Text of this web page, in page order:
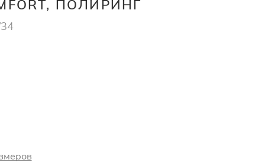
ПОЛИРИНГ